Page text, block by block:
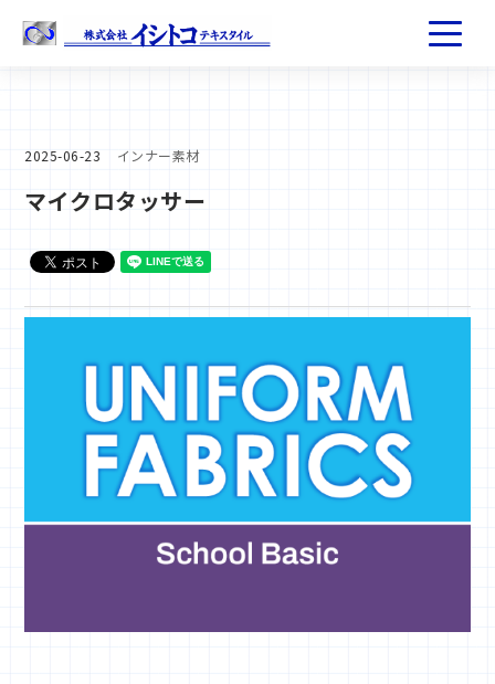
2025-06-23 インナー素材
マイクロタッサー